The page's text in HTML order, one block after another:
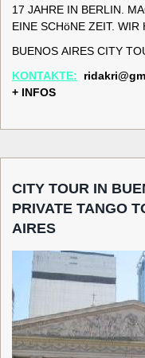
17 JAHRE IN BERLIN.
EINE SCHöNE ZEIT.
BUENOS AIRES CITY
KONTAKTE:
+ INFOS
CITY TOUR IN
PRIVATE TANGO
AIRES